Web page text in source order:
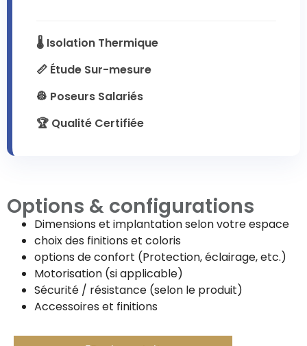
🌡️ Isolation Thermique
📏 Étude Sur-mesure
👷 Poseurs Salariés
🏆 Qualité Certifiée
Options & configurations
Dimensions et implantation selon votre espace
choix des finitions et coloris
options de confort (Protection, éclairage, etc.)
Motorisation (si applicable)
Sécurité / résistance (selon le produit)
Accessoires et finitions